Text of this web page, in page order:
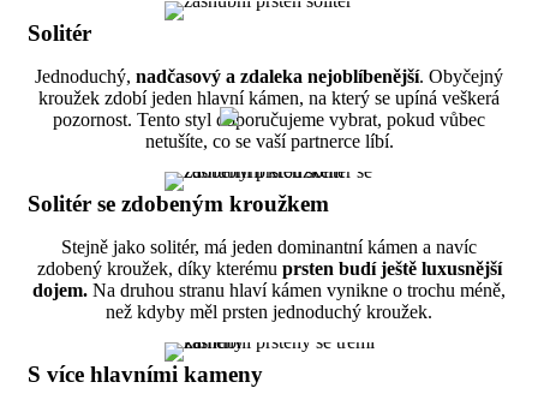
Solitér
Jednoduchý, nadčasový a zdaleka nejoblíbenější. Obyčejný
kroužek zdobí jeden hlavní kámen, na který se upíná veškerá
pozornost. Tento styl doporučujeme vybrat, pokud vůbec
netušíte, co se vaší partnerce líbí.
Solitér se zdobeným kroužkem
Stejně jako solitér, má jeden dominantní kámen a navíc
zdobený kroužek, díky kterému prsten budí ještě luxusnější
dojem. Na druhou stranu hlaví kámen vynikne o trochu méně,
než kdyby měl prsten jednoduchý kroužek.
S více hlavními kameny